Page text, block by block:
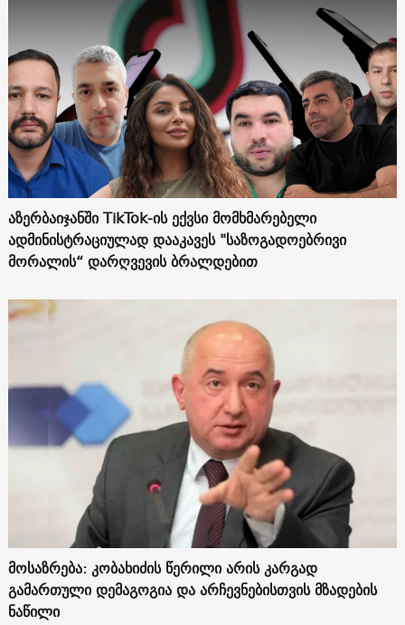
აზერბაიჯანში TikTok-ის ექვსი მომხმარებელი
ადმინისტრაციულად დააკავეს "საზოგადოებრივი
მორალის“ დარღვევის ბრალდებით
მოსაზრება: კობახიძის წერილი არის კარგად
გამართული დემაგოგია და არჩევნებისთვის მზადების
ნაწილი